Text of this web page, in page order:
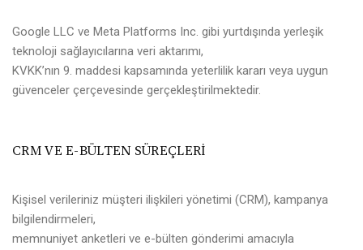
Google LLC ve Meta Platforms Inc. gibi yurtdışında yerleşik
teknoloji sağlayıcılarına veri aktarımı,
KVKK’nın 9. maddesi kapsamında yeterlilik kararı veya uygun
güvenceler çerçevesinde gerçekleştirilmektedir.
CRM VE E-BÜLTEN SÜREÇLERİ
Kişisel verileriniz müşteri ilişkileri yönetimi (CRM), kampanya
bilgilendirmeleri,
memnuniyet anketleri ve e-bülten gönderimi amacıyla